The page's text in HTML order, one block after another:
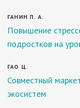
ГАНИН П. А.
Повышение
подростков на
ГАО Ц.
Совместный
экосистем